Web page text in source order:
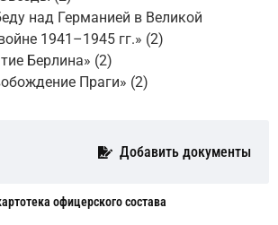
над Германией в Великой
1941–1945 гг.» (2)
Берлина» (2)
Праги» (2)
Добавить документы
офицерского состава